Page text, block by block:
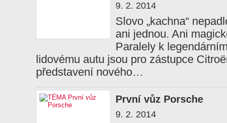
9. 2. 2014
Slovo „kachna“
ani jednou. Ani
Paralely k
lidovému autu jsou pro zástupce
představení nového…
První vůz Porsche
9. 2. 2014